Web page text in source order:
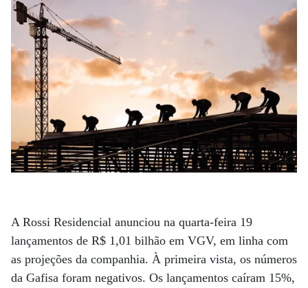
A Rossi Residencial anunciou na quarta-feira 19
lançamentos de R$ 1,01 bilhão em VGV, em linha com
as projeções da companhia. À primeira vista, os números
da Gafisa foram negativos. Os lançamentos caíram 15%,